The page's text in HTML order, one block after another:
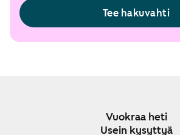
Tee hakuvahti
Vuokraa heti
Usein kysyttyä